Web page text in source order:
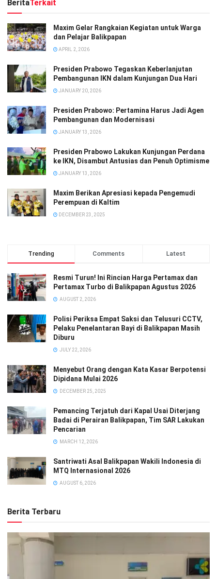
BeritaTerkait
Maxim Gelar Rangkaian Kegiatan untuk Warga
dan Pelajar Balikpapan
APRIL 2, 2026
Presiden Prabowo Tegaskan Keberlanjutan
Pembangunan IKN dalam Kunjungan Dua Hari
JANUARY 20, 2026
Presiden Prabowo: Pertamina Harus Jadi Agen
Pembangunan dan Modernisasi
JANUARY 13, 2026
Presiden Prabowo Lakukan Kunjungan Perdana
ke IKN, Disambut Antusias dan Penuh Optimisme
JANUARY 13, 2026
Maxim Berikan Apresiasi kepada Pengemudi
Perempuan di Kaltim
DECEMBER 23, 2025
Trending Comments Latest
Resmi Turun! Ini Rincian Harga Pertamax dan
Pertamax Turbo di Balikpapan Agustus 2026
AUGUST 2, 2026
Polisi Periksa Empat Saksi dan Telusuri CCTV,
Pelaku Penelantaran Bayi di Balikpapan Masih
Diburu
JULY 22, 2026
Menyebut Orang dengan Kata Kasar Berpotensi
Dipidana Mulai 2026
DECEMBER 25, 2025
Pemancing Terjatuh dari Kapal Usai Diterjang
Badai di Perairan Balikpapan, Tim SAR Lakukan
Pencarian
MARCH 12, 2026
Santriwati Asal Balikpapan Wakili Indonesia di
MTQ Internasional 2026
AUGUST 6, 2026
Berita Terbaru